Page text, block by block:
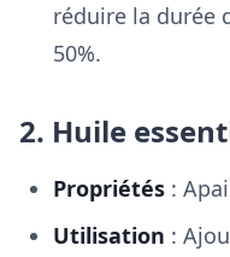
réduire la durée
50%.
2. Huile
Propriétés :
Utilisation :